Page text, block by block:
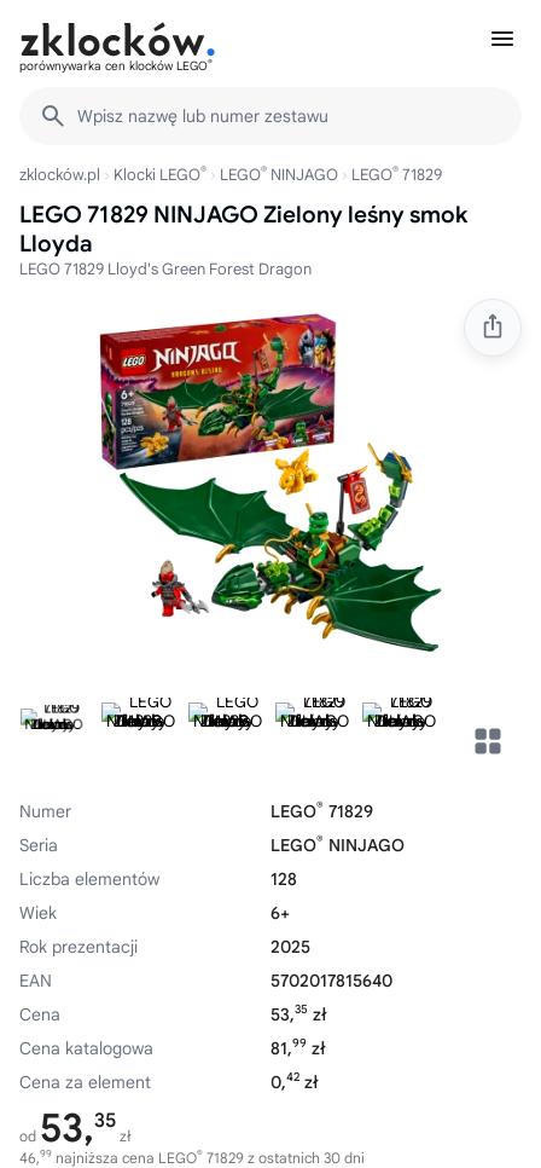
porównywarka cen klocków LEGO®
Wpisz nazwę lub numer zestawu
zklocków.pl Klocki LEGO® LEGO® NINJAGO LEGO® 71829
LEGO 71829 NINJAGO Zielony leśny smok
Lloyda
LEGO 71829 Lloyd's Green Forest Dragon
Numer LEGO® 71829
Seria
LEGO® NINJAGO
Liczba elementów
128
Wiek
6+
Rok prezentacji
2025
EAN
5702017815640
Cena
53,35 zł
Cena katalogowa
81,99 zł
Cena za element
0,42 zł
od 53,35
zł
46,99 najniższa cena LEGO® 71829 z ostatnich 30 dni